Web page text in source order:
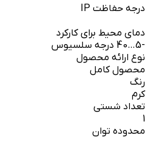
درجه حفاظت IP
دمای محیط برای کارکرد
-5…40 درجه سلسیوس
نوع ارائه محصول
محصول کامل
رنگ
کرم
تعداد شستی
1
محدوده توان